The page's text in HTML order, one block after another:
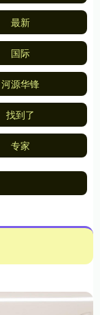
最新
国际
河源华锋
找到了
专家